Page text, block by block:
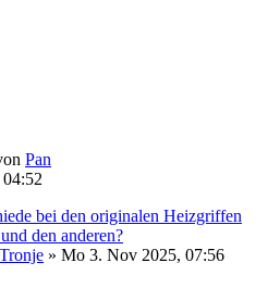
Pan
bei den originalen Heizgriffen
den anderen?
» Mo 3. Nov 2025, 07:56